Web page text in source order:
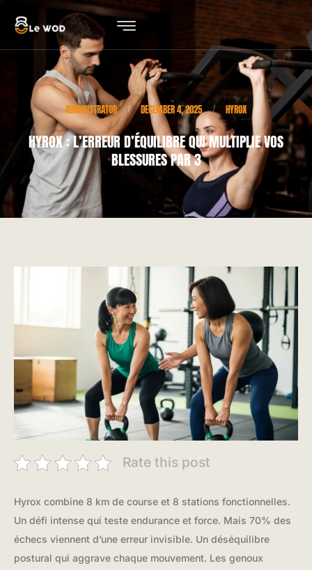
ADMINISTRATOR / DECEMBER 4, 2025 / HYROX
HYROX : L’ERREUR D’ÉQUILIBRE QUI MULTIPLIE VOS
BLESSURES PAR 3
Rate this post
Hyrox combine 8 km de course et 8 stations fonctionnelles.
Un défi intense qui teste endurance et force. Mais 70% des
échecs viennent d’une erreur invisible. Un déséquilibre
postural qui aggrave chaque mouvement. Les genoux